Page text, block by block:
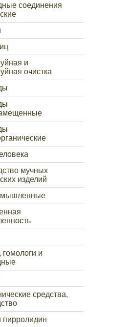
соединения
и
очистка
мучных
изделий
и
средства,
пирролидин